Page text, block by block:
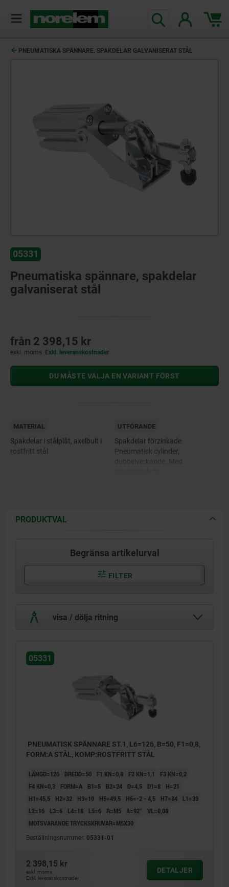
PNEUMATISKA SPÄNNARE, SPAKDELAR GALVANISERAT STÅL
05331
Pneumatiska spännare, spakdelar
galvaniserat stål
från 2 398,15 kr
exkl. moms Exkl. leveranskostnader
DU MÅSTE VÄLJA EN VARIANT FÖRST
MATERIAL
Spakdelar i stålplåt, axelbult i
rostfritt stål.
UTFÖRANDE
Spakdelar förzinkade.
Pneumatisk cylinder,
PRODUKTVAL
Begränsa artikelurval
FILTER
visa / dölja ritning
05331
PNEUMATISK SPÄNNARE ST.1, L6=126, B=50, F1=0,8,
FORM:A STÅL, KOMP:ROSTFRITT STÅL
LÄNGD=126 BREDD=50 F1 KN=0,8 F2 KN=1,1
F3 KN=0,2
F4 KN=0,3
FORM=A B1=5 B2=24 D=4,5 D1=8
H=21
H1=45,5
H2=32 H3=10 H5=49,5 H6=-2 - 4,5 H7=84
L1=39
L2=16
L3=6 L4=18 L5=6 R=M5 Α=92°
VL=0,08
MOTSVARANDE TRYCKSKRUVAR=M5X30
Beställningsnummer: 05331-01
2 398,15 kr
exkl. moms
Exkl. leveranskostnader
DETALJER